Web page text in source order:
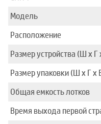
Модель
Расположение
Размер устройства (Ш x
Размер упаковки (Ш x Г x
Общая емкость лотков
Время выхода первой